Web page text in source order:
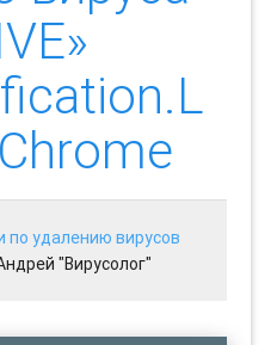
по удалению вирусов
"Вирусолог"